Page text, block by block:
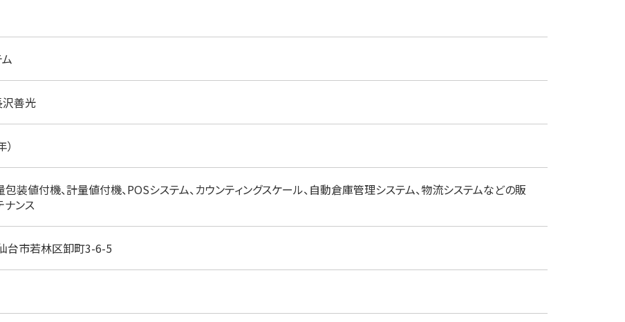
善光
装値付機、計量値付機、POSシステム、カウンティングスケール、自動倉庫管理システム、物流システムなどの販
ナンス
台市若林区卸町3-6-5